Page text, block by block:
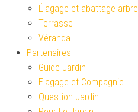
Élagage et abattage arbre
Terrasse
Véranda
Partenaires
Guide Jardin
Elagage et Compagnie
Question Jardin